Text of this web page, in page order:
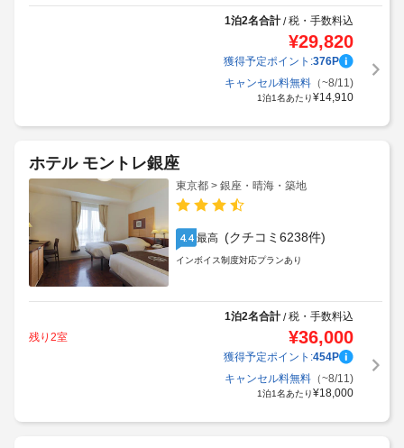
1泊2名合計/税・手数料込
¥29,820
獲得予定ポイント:376P
キャンセル料無料（~8/11)
1泊1名あたり¥14,910
ホテル モントレ銀座
東京都 > 銀座・晴海・築地
4.4 最高 (クチコミ6238件)
インボイス制度対応プランあり
1泊2名合計/税・手数料込
残り2室
¥36,000
獲得予定ポイント:454P
キャンセル料無料（~8/11)
1泊1名あたり¥18,000